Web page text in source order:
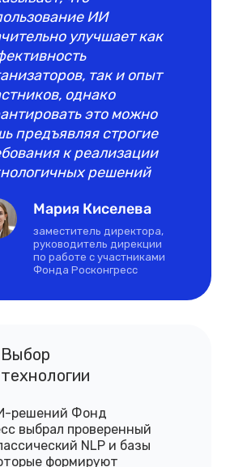
заместитель директора,
руководитель дирекции
по работе с участниками
Фонда Росконгресс
Мария Киселева
ИИ
улучшает как
так и опыт
однако
это можно
предъявляя строгие
к реализации
решений
Выбор
технологии
решений Фонд
выбрал проверенный
NLP и базы
формируют